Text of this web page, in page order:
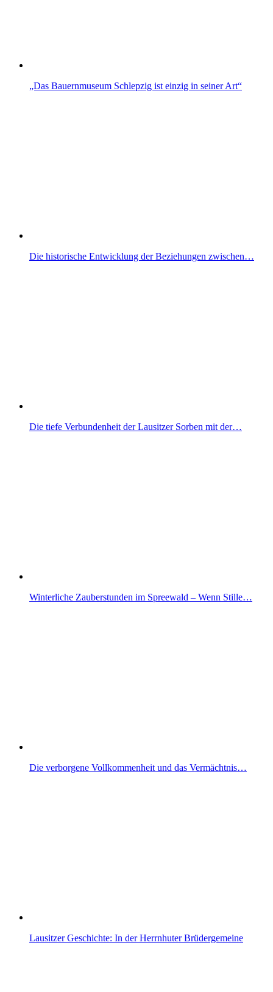
„Das Bauernmuseum Schlepzig ist einzig in seiner Art“
Die historische Entwicklung der Beziehungen zwischen…
Die tiefe Verbundenheit der Lausitzer Sorben mit der…
Winterliche Zauberstunden im Spreewald – Wenn Stille…
Die verborgene Vollkommenheit und das Vermächtnis…
Lausitzer Geschichte: In der Herrnhuter Brüdergemeine